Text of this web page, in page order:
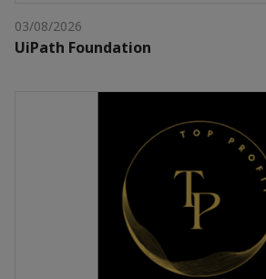
03/08/2026
UiPath Foundation